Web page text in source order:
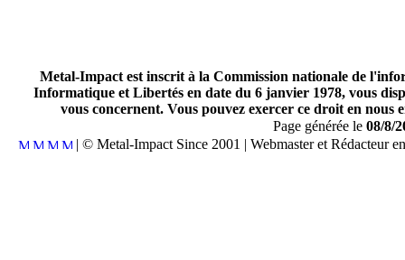
Metal-Impact est inscrit à la Commission nationale de
Informatique et Libertés en date du 6 janvier 1978, vous
vous concernent. Vous pouvez exercer ce droit en
Page générée le 08/8/
| © Metal-Impact Since 2001 | Webmaster et Rédacteur